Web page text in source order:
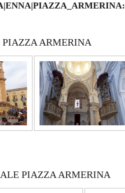
PIAZZA ARMERINA
PIAZZA ARMERINA